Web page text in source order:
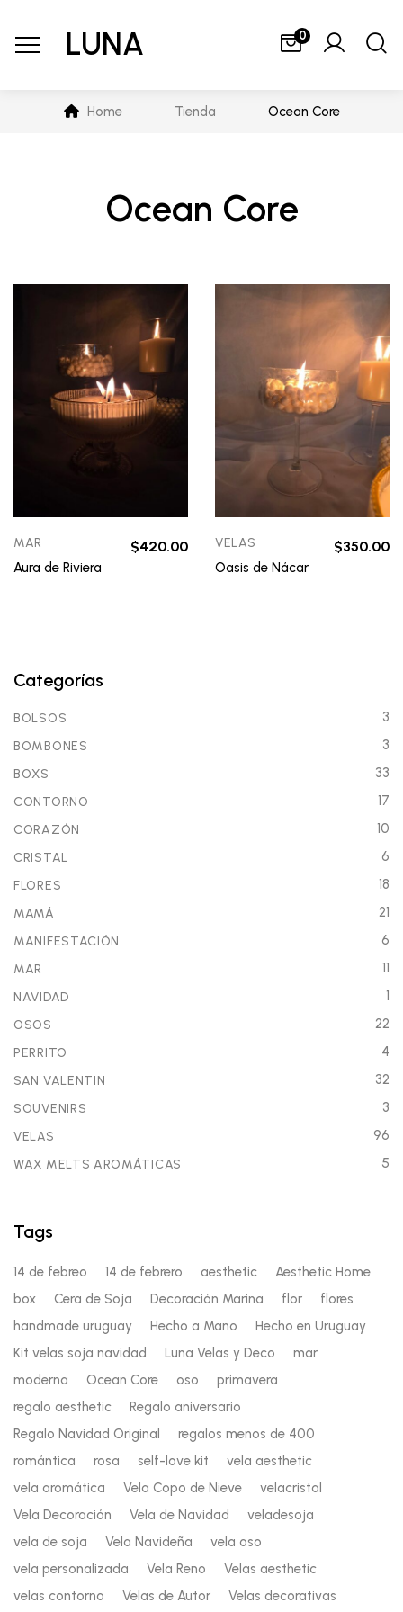
LUNA 0
Home Tienda Ocean Core
Ocean Core
MAR
Aura de Riviera
$420.00 VELAS
Oasis de Nácar
$350.00
Categorías
BOLSOS 3
BOMBONES 3
BOXS 33
CONTORNO 17
CORAZÓN 10
CRISTAL 6
FLORES 18
MAMÁ 21
MANIFESTACIÓN 6
MAR 11
NAVIDAD 1
OSOS 22
PERRITO 4
SAN VALENTIN 32
SOUVENIRS 3
VELAS 96
WAX MELTS AROMÁTICAS 5
Tags
14 de febreo 14 de febrero aesthetic
Aesthetic Home
box
Cera de Soja Decoración Marina flor
flores
handmade uruguay
Hecho a Mano
Hecho en Uruguay
Kit velas soja navidad
Luna Velas y Deco
mar
moderna
Ocean Core oso
primavera
regalo aesthetic
Regalo aniversario
Regalo Navidad Original
regalos menos de 400
romántica
rosa self-love kit
vela aesthetic
vela aromática
Vela Copo de Nieve
velacristal
Vela Decoración
Vela de Navidad
veladesoja
vela de soja
Vela Navideña
vela oso
vela personalizada
Vela Reno
Velas aesthetic
velas contorno
Velas de Autor Velas decorativas